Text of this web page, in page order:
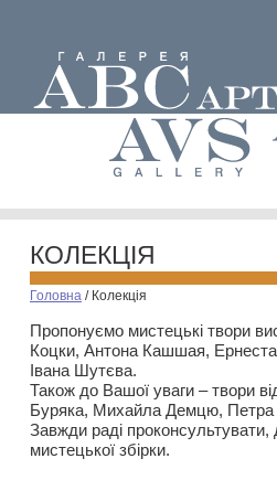
КОЛЕКЦІЯ
Головна / Колекція
Пропонуємо мистецькі твори
Коцки, Антона Кашшая,
Івана Шутєва.
Також до Вашої уваги – твори
Буряка, Михайла Демцю, Петра
Завжди раді проконсультувати,
мистецької збірки.